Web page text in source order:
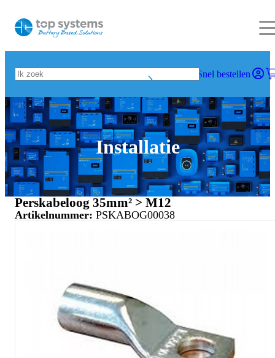
Snel bestellen
Installatie
Perskabeloog 35mm² > M12
Artikelnummer: PSKABOG00038